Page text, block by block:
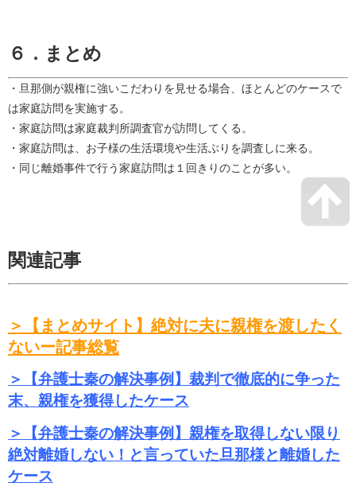
６．まとめ
・旦那側が親権に強いこだわりを見せる場合、ほとんどのケースで
は家庭訪問を実施する。
・家庭訪問は家庭裁判所調査官が訪問してくる。
・家庭訪問は、お子様の生活環境や生活ぶりを調査しに来る。
・同じ離婚事件で行う家庭訪問は１回きりのことが多い。
関連記事
＞【まとめサイト】絶対に夫に親権を渡したく
ないー記事総覧
＞【弁護士秦の解決事例】裁判で徹底的に争った
末、親権を獲得したケース
＞【弁護士秦の解決事例】親権を取得しない限り
絶対離婚しない！と言っていた旦那様と離婚した
ケース